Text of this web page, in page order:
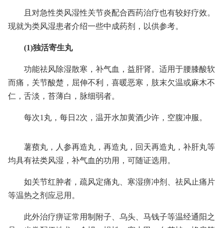
且对急性类风湿性关节炎配合西药治疗也有较好疗效。
现就为类风湿患者介绍一些中成药剂，以供参考。
(1)独活寄生丸
功能祛风除湿散寒，补气血，益肝肾。适用于腰膝酸软
而痛，关节酸楚，屈伸不利，喜暖恶寒，肢末欠温或麻木不
仁，舌淡，苔薄白，脉细弱者。
每次1丸，每日2次，温开水加黄酒少许，空腹冲服。
薯蓣丸，人参再造丸，再造丸，回天再造丸，补肝丸等
均具有祛类风湿，补气血的功用，可随证选用。
如关节红肿者，疏风定痛丸、寒湿痹冲剂、祛风止痛片
等温热之剂应忌用。
此外治疗痹证常用制附子、乌头、马钱子等温经通阳之